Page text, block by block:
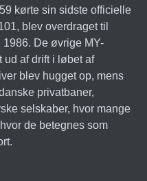
kørte sin sidste officielle
blev overdraget til
De øvrige MY-
ud af drift i løbet af
blev hugget op, mens
privatbaner,
selskaber, hvor mange
de betegnes som